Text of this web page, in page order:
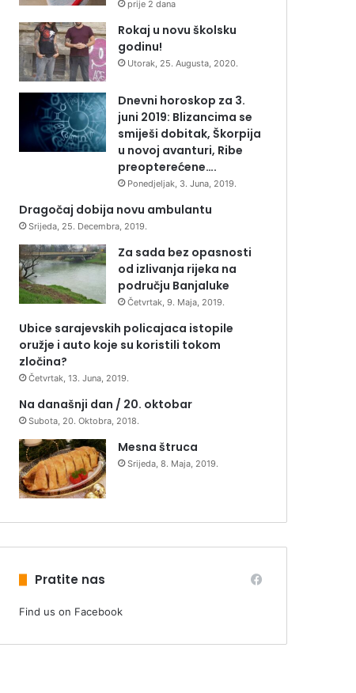
prije 2 dana
Rokaj u novu školsku
godinu!
Utorak, 25. Augusta, 2020.
Dnevni horoskop za 3.
juni 2019: Blizancima se
smiješi dobitak, Škorpija
u novoj avanturi, Ribe
preopterećene….
Ponedjeljak, 3. Juna, 2019.
Dragočaj dobija novu ambulantu
Srijeda, 25. Decembra, 2019.
Za sada bez opasnosti
od izlivanja rijeka na
području Banjaluke
Četvrtak, 9. Maja, 2019.
Ubice sarajevskih policajaca istopile
oružje i auto koje su koristili tokom
zločina?
Četvrtak, 13. Juna, 2019.
Na današnji dan / 20. oktobar
Subota, 20. Oktobra, 2018.
Mesna štruca
Srijeda, 8. Maja, 2019.
Pratite nas
Find us on Facebook